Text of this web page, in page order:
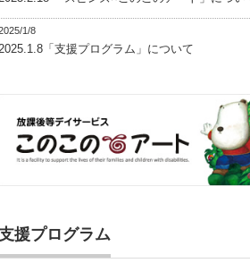
1/8
「支援プログラム」について
援プログラム